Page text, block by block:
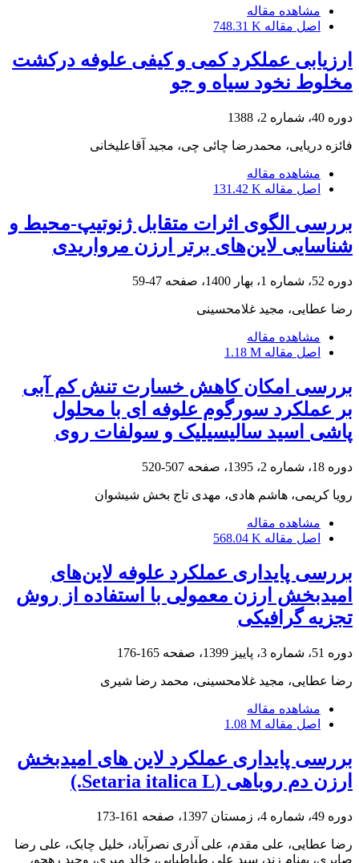
مشاهده مقاله
اصل مقاله 748.31 K
ارزیابی عملکرد کمی و کیفی علوفه درکشت
مخلوط نخود سیاه و جو
دوره 40، شماره 2، 1388
فائزه دریایی، محمدرضا چائی چی، مجید آقاعلیخانی
مشاهده مقاله
اصل مقاله 131.42 K
بررسی الگوی اثرات متقابل ژنوتیپ-محیط و
شناسایی لاین‌های برتر ارزن مرواریدی
دوره 52، شماره 1، بهار 1400، صفحه 47-59
رضا عطایی، مجید غلامحسینی
مشاهده مقاله
اصل مقاله 1.18 M
بررسی امکان کاهش خسارت تنش کم آبی
بر عملکرد سورگوم علوفه ای با محلول
پاشی اسید سالیسیلیک و سولفات روی
دوره 18، شماره 2، 1395، صفحه 507-520
رویا کریمی، هاشم هادی، مهدی تاج بخش شیشوان
مشاهده مقاله
اصل مقاله 568.04 K
بررسی پایداری عملکرد علوفه لاین‌های
امیدبخش ارزن معمولی با استفاده از روش
تجزیه گرافیکی
دوره 51، شماره 3، پاییز 1399، صفحه 165-176
رضا عطایی، مجید غلامحسینی، محمد رضا شیری
مشاهده مقاله
اصل مقاله 1.08 M
بررسی پایداری عملکرد لاین های امیدبخش
ارزن دم روباهی (Setaria italica L.)
دوره 49، شماره 4، زمستان 1397، صفحه 161-173
رضا عطایی، علی مقدم، علی آذری نصرآباد، خلیل چابک، علی رضا
صابری، بهنام زند، سید علی طباطبایی، خالد میری، وحید رهجو،